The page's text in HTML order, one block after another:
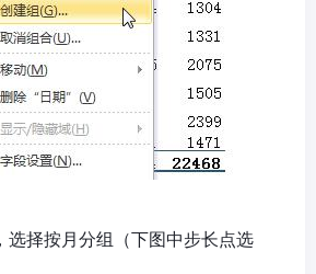
选择按月分组（下图中步长点选